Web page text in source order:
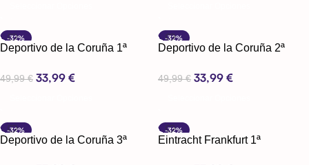
-32%
Deportivo de la Coruña 1ª
49,99€ 33,99 €
-32%
Deportivo de la Coruña 2ª
49,99€ 33,99 €
-32%
Deportivo de la Coruña 3ª
-32%
Eintracht Frankfurt 1ª